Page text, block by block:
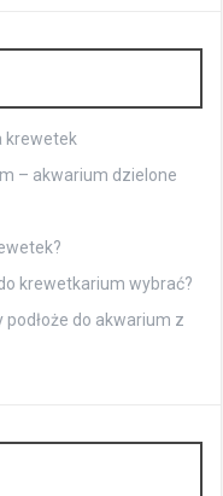
krewetek
– akwarium dzielone
krewetkarium wybrać?
podłoże do akwarium z